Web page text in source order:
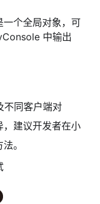
个全局对象，可
中输出
不同客户端对
建议开发者在小
。